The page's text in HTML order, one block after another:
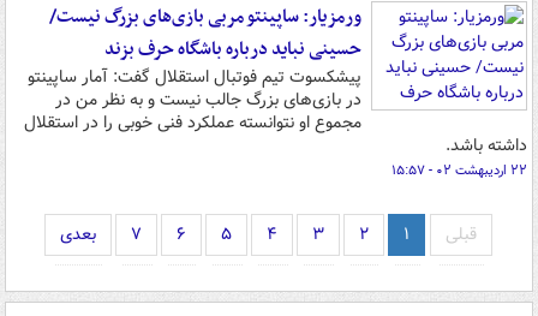
ورمزیار: ساپینتو مربی بازی‌های بزرگ نیست/
حسینی نباید درباره باشگاه حرف بزند
پیشکسوت تیم فوتبال استقلال گفت: آمار ساپینتو
در بازی‌های بزرگ جالب نیست و به نظر من در
مجموع او نتوانسته عملکرد فنی خوبی را در استقلال
داشته باشد.
۲۲ اردیبهشت ۰۲ - ۱۵:۵۷
قبلی ۱ ۲ ۳ ۴ ۵ ۶ ۷ بعدی